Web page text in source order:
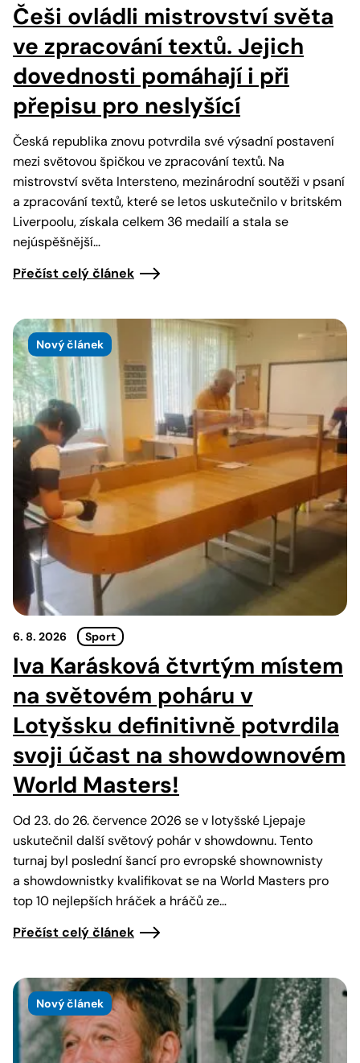
Češi ovládli mistrovství světa
ve zpracování textů. Jejich
dovednosti pomáhají i při
přepisu pro neslyšící
Česká republika znovu potvrdila své výsadní postavení
mezi světovou špičkou ve zpracování textů. Na
mistrovství světa Intersteno, mezinárodní soutěži v psaní
a zpracování textů, které se letos uskutečnilo v britském
Liverpoolu, získala celkem 36 medailí a stala se
nejúspěšnější…
Přečíst celý článek
Nový článek
6. 8. 2026 Sport
Iva Karásková čtvrtým místem
na světovém poháru v
Lotyšsku definitivně potvrdila
svoji účast na showdownovém
World Masters!
Od 23. do 26. července 2026 se v lotyšské Ljepaje
uskutečnil další světový pohár v showdownu. Tento
turnaj byl poslední šancí pro evropské shownownisty
a showdownistky kvalifikovat se na World Masters pro
top 10 nejlepších hráček a hráčů ze…
Přečíst celý článek
Nový článek